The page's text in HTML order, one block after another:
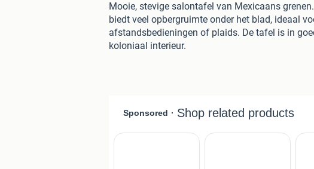
Mooie, stevige salontafel van Mexicaans
biedt veel opbergruimte onder het blad, ideaal
afstandsbedieningen of plaids. De tafel is in
koloniaal interieur.